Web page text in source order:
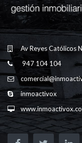
Av Reyes Católicos
947 104 104
inmoactivox